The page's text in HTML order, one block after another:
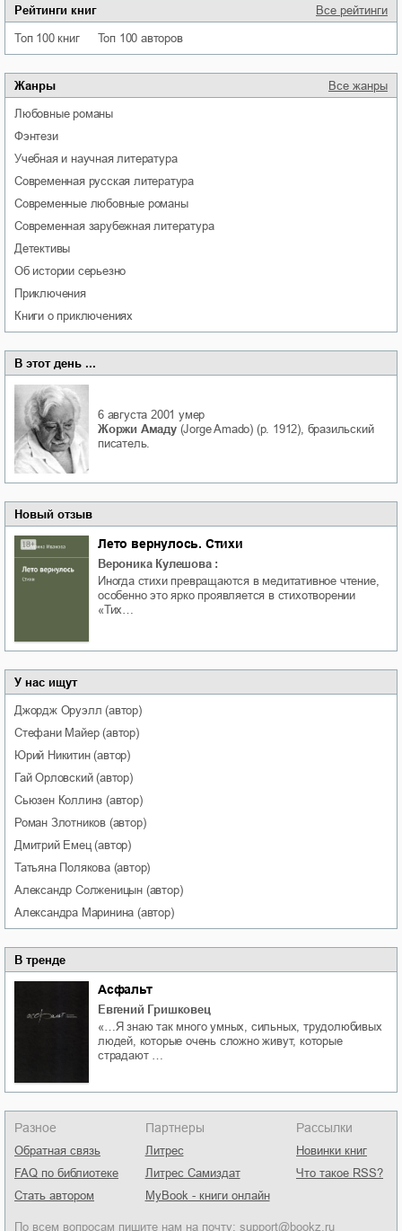
Рейтинги книг Все рейтинги
Топ 100 книг Топ 100 авторов
Жанры Все жанры
любовные романы
фэнтези
учебная и научная литература
современная русская литература
современные любовные романы
современная зарубежная литература
детективы
об истории серьезно
приключения
книги о приключениях
В этот день ...
6 августа 2001 умер
Жоржи Амаду(Jorge Amado) (р. 1912), бразильский
писатель.
Новый отзыв
Лето вернулось. Стихи
Вероника Кулешова :
Иногда стихи превращаются в медитативное чтение,
особенно это ярко проявляется в стихотворении
«Тих…
У нас ищут
Джордж Оруэлл (автор)
Стефани Майер(автор)
Юрий Никитин(автор)
Гай Орловский(автор)
Сьюзен Коллинз (автор)
Роман Злотников (автор)
Дмитрий Емец(автор)
Татьяна Полякова(автор)
Александр Солженицын (автор)
Александра Маринина (автор)
В тренде
Асфальт
Евгений Гришковец
«…Я знаю так много умных, сильных, трудолюбивых
людей, которые очень сложно живут, которые
страдают …
Разное
Обратная связь
FAQ по библиотеке
Стать автором
Партнеры
Литрес
Литрес Самиздат
MyBook - книги онлайн
Рассылки
Новинки книг
Что такое RSS?
По всем вопросам пишите нам на почту: support@bookz.ru